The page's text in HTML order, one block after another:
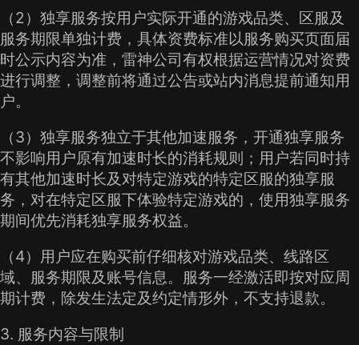
（2）独享服务按用户实际开通的游戏品类、区服及
服务期限单独计费，具体资费标准以服务购买页面届
时公示内容为准，雷神公司有权根据运营情况对资费
进行调整，调整前将通过公告或站内消息提前通知用
户。
（3）独享服务独立于其他加速服务，开通独享服务
不影响用户原有加速时长的消耗规则；用户若同时持
有其他加速时长及对特定游戏的特定区服的独享服
务，对在特定区服下体验特定游戏的，使用独享服务
期间优先消耗独享服务权益。
（4）用户应在购买前仔细核对游戏品类、线路区
域、服务期限及账号信息。服务一经激活即按对应周
期计费，除发生法定及约定情形外，不支持退款。
3. 服务内容与限制